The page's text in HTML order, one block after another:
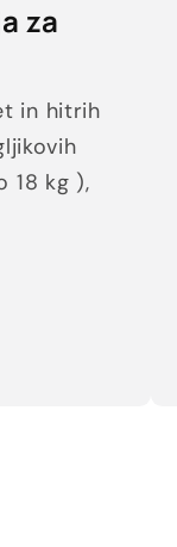
za
in hitrih
18 kg ),